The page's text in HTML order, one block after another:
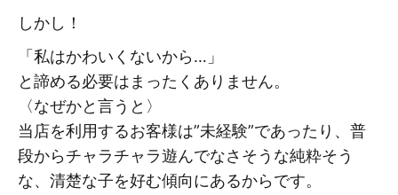
しかし！
「私はかわいくないから…」
と諦める必要はまったくありません。
〈なぜかと言うと〉
当店を利用するお客様は”未経験”であったり、普
段からチャラチャラ遊んでなさそうな純粋そう
な、清楚な子を好む傾向にあるからです。